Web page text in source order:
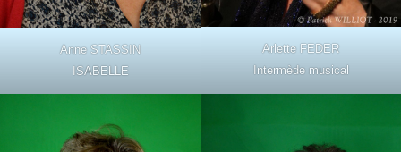
Anne STASSIN
ISABELLE
Arlette FEDER
Intermède musical